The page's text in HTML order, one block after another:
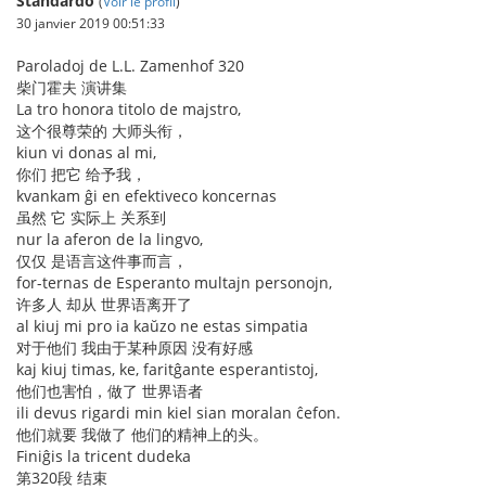
30 janvier 2019 00:51:33
Paroladoj de L.L. Zamenhof 320
柴门霍夫 演讲集
La tro honora titolo de majstro,
这个很尊荣的 大师头衔，
kiun vi donas al mi,
你们 把它 给予我，
kvankam ĝi en efektiveco koncernas
虽然 它 实际上 关系到
nur la aferon de la lingvo,
仅仅 是语言这件事而言，
for-ternas de Esperanto multajn personojn,
许多人 却从 世界语离开了
al kiuj mi pro ia kaŭzo ne estas simpatia
对于他们 我由于某种原因 没有好感
kaj kiuj timas, ke, faritĝante esperantistoj,
他们也害怕，做了 世界语者
ili devus rigardi min kiel sian moralan ĉefon.
他们就要 我做了 他们的精神上的头。
Finiĝis la tricent dudeka
第320段 结束